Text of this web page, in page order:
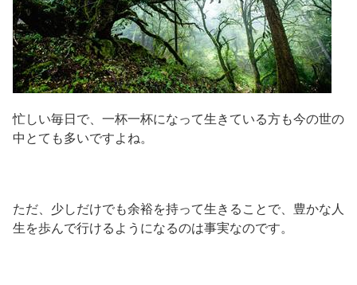
忙しい毎日で、一杯一杯になって生きている方も今の世の
中とても多いですよね。
ただ、少しだけでも余裕を持って生きることで、豊かな人
生を歩んで行けるようになるのは事実なのです。